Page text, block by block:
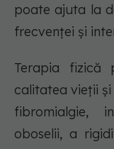
poate ajuta la
frecvenței și
Terapia fizică
calitatea vieții
fibromialgie,
oboselii, a